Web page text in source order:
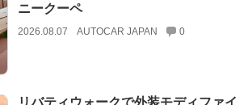
ニークーペ
2026.08.07 AUTOCAR JAPAN 0